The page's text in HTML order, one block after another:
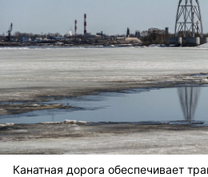
Канатная дорога обеспечивает